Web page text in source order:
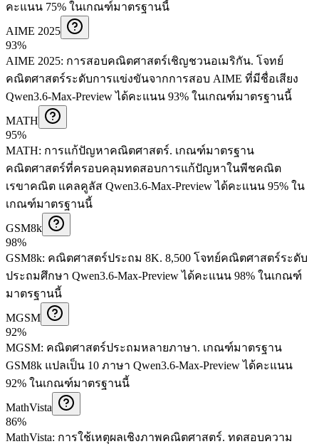
คะแนน 75% ในเกณฑ์มาตรฐานนี้
AIME 2025
93%
AIME 2025: การสอบคณิตศาสตร์เชิญชวนอเมริกัน. โจทย์
คณิตศาสตร์ระดับการแข่งขันจากการสอบ AIME ที่มีชื่อเสียง
Qwen3.6-Max-Preview ได้คะแนน 93% ในเกณฑ์มาตรฐานนี้
MATH
95%
MATH: การแก้ปัญหาคณิตศาสตร์. เกณฑ์มาตรฐาน
คณิตศาสตร์ที่ครอบคลุมทดสอบการแก้ปัญหาในพีชคณิต
เรขาคณิต แคลคูลัส Qwen3.6-Max-Preview ได้คะแนน 95% ใน
เกณฑ์มาตรฐานนี้
GSM8k
98%
GSM8k: คณิตศาสตร์ประถม 8K. 8,500 โจทย์คณิตศาสตร์ระดับ
ประถมศึกษา Qwen3.6-Max-Preview ได้คะแนน 98% ในเกณฑ์
มาตรฐานนี้
MGSM
92%
MGSM: คณิตศาสตร์ประถมหลายภาษา. เกณฑ์มาตรฐาน
GSM8k แปลเป็น 10 ภาษา Qwen3.6-Max-Preview ได้คะแนน
92% ในเกณฑ์มาตรฐานนี้
MathVista
86%
MathVista: การใช้เหตุผลเชิงภาพคณิตศาสตร์. ทดสอบความ